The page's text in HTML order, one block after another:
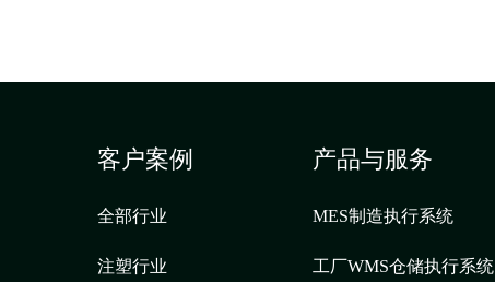
客户案例
全部行业
注塑行业
产品与服务
MES制造执行系统
工厂WMS仓储执行系统